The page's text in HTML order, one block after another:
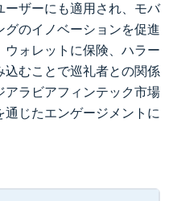
ザーにも適用され、モバ
のイノベーションを促進
ウォレットに保険、ハラー
むことで巡礼者との関係
アラビアフィンテック市場
じたエンゲージメントに